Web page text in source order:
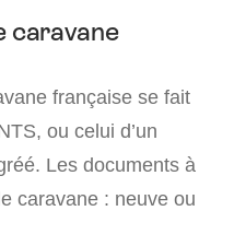
caravane
française se fait
ou celui d’un
Les documents à
caravane : neuve ou